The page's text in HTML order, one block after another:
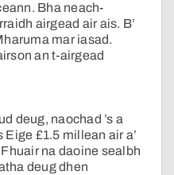
Bha neach-
airgead air ais. B’
mar iasad.
an t-airgead
deug, naochad ’s a
£1.5 millean air a’
na daoine sealbh
deug dhen